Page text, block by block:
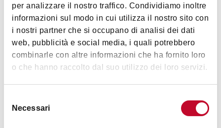
per analizzare il nostro traffico. Condividiamo inoltre
informazioni sul modo in cui utilizza il nostro sito con
i nostri partner che si occupano di analisi dei dati
web, pubblicità e social media, i quali potrebbero
combinarle con altre informazioni che ha fornito loro
o che hanno raccolto dal suo utilizzo dei loro servizi.
delNecessari
Arte e Cultura